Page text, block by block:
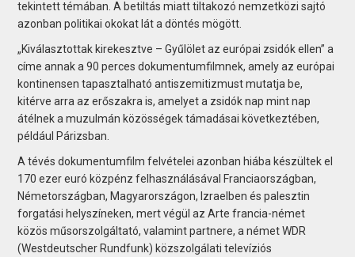
tekintett témában. A betiltás miatt tiltakozó nemzetközi sajtó
azonban politikai okokat lát a döntés mögött.
„Kiválasztottak kirekesztve – Gyűlölet az európai zsidók ellen” a
címe annak a 90 perces dokumentumfilmnek, amely az európai
kontinensen tapasztalható antiszemitizmust mutatja be,
kitérve arra az erőszakra is, amelyet a zsidók nap mint nap
átélnek a muzulmán közösségek támadásai következtében,
például Párizsban.
A tévés dokumentumfilm felvételei azonban hiába készültek el
170 ezer euró közpénz felhasználásával Franciaországban,
Németországban, Magyarországon, Izraelben és palesztin
forgatási helyszíneken, mert végül az Arte francia-német
közös műsorszolgáltató, valamint partnere, a német WDR
(Westdeutscher Rundfunk) közszolgálati televíziós